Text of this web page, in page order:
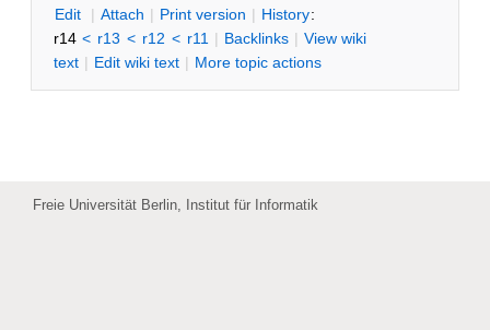
Edit | Attach | Print version | History:
r14 < r13 < r12 < r11 | Backlinks | View wiki
text | Edit wiki text | More topic actions
Freie Universität Berlin, Institut für Informatik